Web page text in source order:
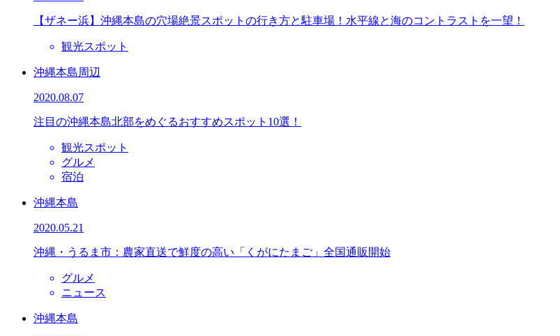
【ザネー浜】沖縄本島の穴場絶景スポットの行き方と駐車場！水平線と海のコントラストを一望！
観光スポット
沖縄本島周辺
2020.08.07
注目の沖縄本島北部をめぐるおすすめスポット10選！
観光スポット
グルメ
宿泊
沖縄本島
2020.05.21
沖縄・うるま市：農家直送で鮮度の高い「くがにたまご」全国通販開始
グルメ
ニュース
沖縄本島